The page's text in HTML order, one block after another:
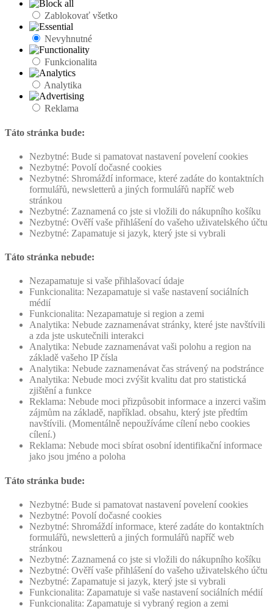
Zablokovať všetko
Nevyhnutné
Funkcionalita
Analytika
Reklama
Táto stránka bude:
Nezbytné: Bude si pamatovat nastavení povelení cookies
Nezbytné: Povolí dočasné cookies
Nezbytné: Shromáždí informace, které zadáte do kontaktních
formulářů, newsletterů a jiných formulářů napříč web
stránkou
Nezbytné: Zaznamená co jste si vložili do nákupního košíku
Nezbytné: Ověří vaše přihlášení do vašeho uživatelského účtu
Nezbytné: Zapamatuje si jazyk, který jste si vybrali
Táto stránka nebude:
Nezapamatuje si vaše přihlašovací údaje
Funkcionalita: Nezapamatuje si vaše nastavení sociálních
médií
Funkcionalita: Nezapamatuje si region a zemi
Analytika: Nebude zaznamenávat stránky, které jste navštívili
a zda jste uskutečnili interakci
Analytika: Nebude zaznamenávat vaši polohu a region na
základě vašeho IP čísla
Analytika: Nebude zaznamenávat čas strávený na podstránce
Analytika: Nebude moci zvýšit kvalitu dat pro statistická
zjištění a funkce
Reklama: Nebude moci přizpůsobit informace a inzerci vašim
zájmům na základě, například. obsahu, který jste předtím
navštívili. (Momentálně nepoužíváme cílení nebo cookies
cílení.)
Reklama: Nebude moci sbírat osobní identifikační informace
jako jsou jméno a poloha
Táto stránka bude:
Nezbytné: Bude si pamatovat nastavení povelení cookies
Nezbytné: Povolí dočasné cookies
Nezbytné: Shromáždí informace, které zadáte do kontaktních
formulářů, newsletterů a jiných formulářů napříč web
stránkou
Nezbytné: Zaznamená co jste si vložili do nákupního košíku
Nezbytné: Ověří vaše přihlášení do vašeho uživatelského účtu
Nezbytné: Zapamatuje si jazyk, který jste si vybrali
Funkcionalita: Zapamatuje si vaše nastavení sociálních médií
Funkcionalita: Zapamatuje si vybraný region a zemi